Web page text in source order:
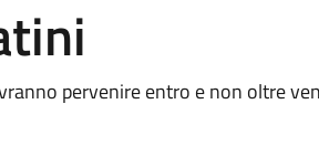
pervenire entro e non oltre